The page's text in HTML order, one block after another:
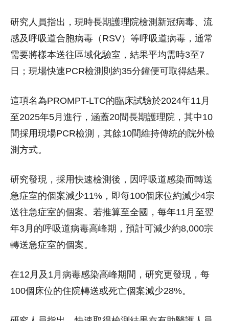
研究人員指出，現時長期護理院檢測新冠病毒、流
感及呼吸道合胞病毒（RSV）等呼吸道病毒，通常
需要將樣本送往區域化驗室，結果平均需時3至7
日；現場快速PCR檢測則約35分鐘便可取得結果。
這項名為PROMPT-LTC的臨床試驗於2024年11月
至2025年5月進行，涵蓋20間長期護理院，其中10
間採用現場PCR檢測，其餘10間維持傳統的院外檢
測方式。
研究發現，採用快速檢測後，因呼吸道感染而轉送
急症室的個案減少11%，即每100個床位約減少4宗
送往急症室的個案。若推算至全國，每年11月至翌
年3月的呼吸道病毒高峰期，預計可減少約8,000宗
轉送急症室的個案。
在12月及1月病毒感染高峰期間，研究更發現，每
100個床位的住院轉送或死亡個案減少28%。